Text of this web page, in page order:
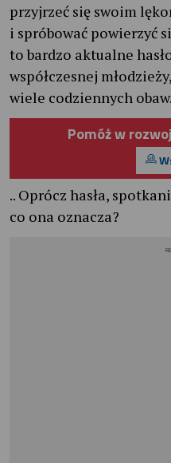
przyjrzeć się swoim
i spróbować powierzyć
to bardzo aktualne
współczesnej
wiele codziennych obaw.
Pomóż w
.. Oprócz hasła,
co ona oznacza?